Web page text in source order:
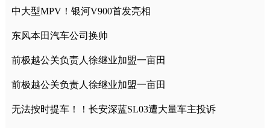
中大型MPV！银河V900首发亮相
东风本田汽车公司换帅
前极越公关负责人徐继业加盟一亩田
前极越公关负责人徐继业加盟一亩田
无法按时提车！！长安深蓝SL03遭大量车主投诉